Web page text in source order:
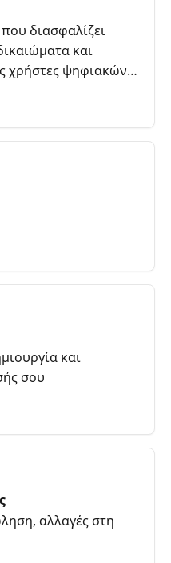
διασφαλίζει
και
χρήστες ψηφιακών
και
σου
αλλαγές στη